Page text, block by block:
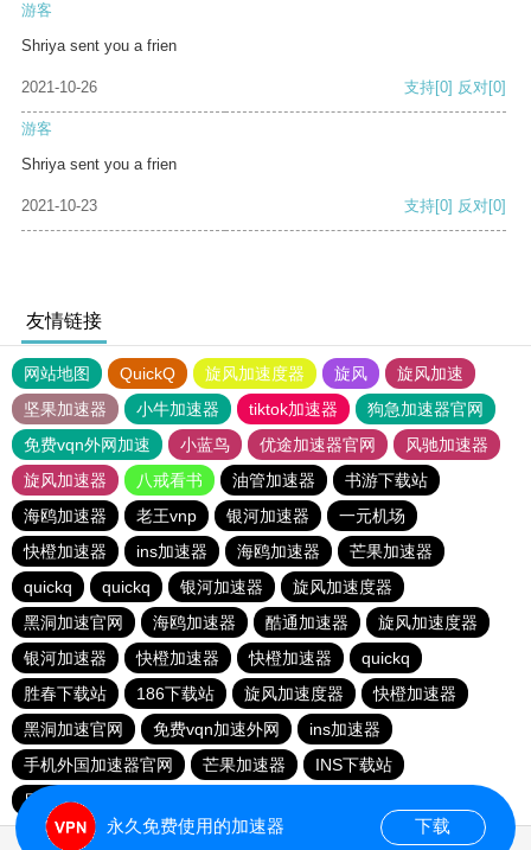
游客
Shriya sent you a frien
2021-10-26 支持[0] 反对[0]
游客
Shriya sent you a frien
2021-10-23 支持[0] 反对[0]
友情链接
网站地图 QuickQ 旋风加速度器 旋风
旋风加速
坚果加速器
小牛加速器 tiktok加速器
狗急加速器官网
免费vqn外网加速
小蓝鸟 优途加速器官网
风驰加速器
旋风加速器
八戒看书 油管加速器
书游下载站
海鸥加速器
老王vnp 银河加速器
一元机场
快橙加速器
ins加速器 海鸥加速器
芒果加速器
quickq
quickq 银河加速器
旋风加速度器
黑洞加速官网
海鸥加速器 酷通加速器
旋风加速度器
银河加速器
快橙加速器 快橙加速器
quickq
胜春下载站
186下载站 旋风加速度器
快橙加速器
黑洞加速官网
免费vqn加速外网
ins加速器
手机外国加速器官网
芒果加速器
INS下载站
目标下载站
永久免费使用的加速器 下载